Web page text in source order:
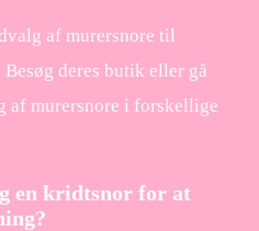
af murersnore til
deres butik eller gå
af murersnore i forskellige
en kridtsnor for at